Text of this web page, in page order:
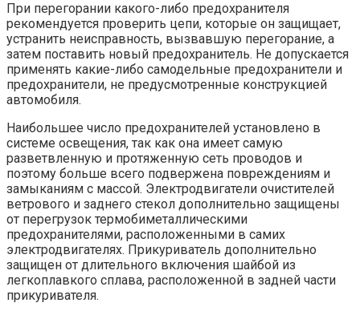
При перегорании какого-либо предохранителя
рекомендуется проверить цепи, которые он защищает,
устранить неисправность, вызвавшую перегорание, а
затем поставить новый предохранитель. Не допускается
применять какие-либо самодельные предохранители и
предохранители, не предусмотренные конструкцией
автомобиля.
Наибольшее число предохранителей установлено в
системе освещения, так как она имеет самую
разветвленную и протяженную сеть проводов и
поэтому больше всего подвержена повреждениям и
замыканиям с массой. Электродвигатели очистителей
ветрового и заднего стекол дополнительно защищены
от перегрузок термобиметаллическими
предохранителями, расположенными в самих
электродвигателях. Прикуриватель дополнительно
защищен от длительного включения шайбой из
легкоплавкого сплава, расположенной в задней части
прикуривателя.